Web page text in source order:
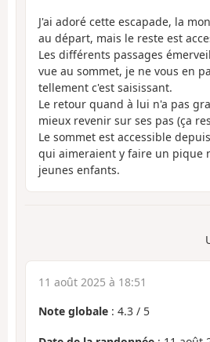
J'ai adoré cette escapade, la
au départ, mais le reste est
Les différents passages
vue au sommet, je ne vous en
tellement c'est saisissant.
Le retour quand à lui n'a pas
mieux revenir sur ses pas (ça
Le sommet est accessible
qui aimeraient y faire un pique
jeunes enfants.
11 août 2025 à 18:51
Note globale : 4.3 / 5